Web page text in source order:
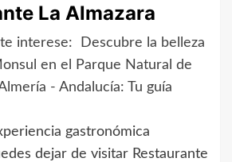
La Almazara
interese:
Descubre la belleza
en el Parque Natural de
- Andalucía: Tu guía
gastronómica
dejar de visitar Restaurante